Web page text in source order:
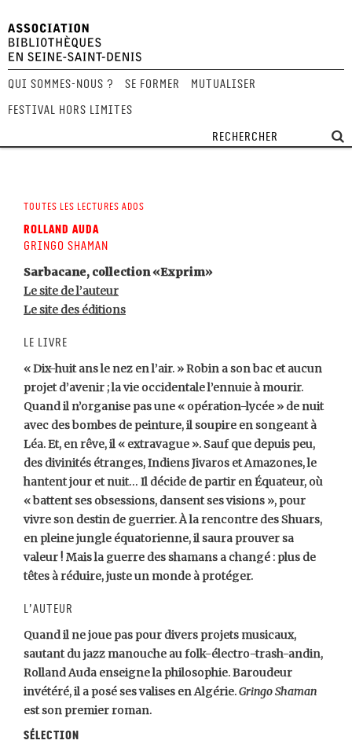
Qui sommes-nous ? Se former
Mutualiser
Festival Hors Limites
Toutes les lectures ados
Rolland Auda
Gringo Shaman
Sarbacane, collection «Exprim»
Le site de l’auteur
Le site des éditions
Le livre
« Dix-huit ans le nez en l’air. » Robin a son bac et aucun
projet d’avenir ; la vie occidentale l’ennuie à mourir.
Quand il n’organise pas une « opération-lycée » de nuit
avec des bombes de peinture, il soupire en songeant à
Léa. Et, en rêve, il « extravague ». Sauf que depuis peu,
des divinités étranges, Indiens Jivaros et Amazones, le
hantent jour et nuit… Il décide de partir en Équateur, où
« battent ses obsessions, dansent ses visions », pour
vivre son destin de guerrier. À la rencontre des Shuars,
en pleine jungle équatorienne, il saura prouver sa
valeur ! Mais la guerre des shamans a changé : plus de
têtes à réduire, juste un monde à protéger.
L’auteur
Quand il ne joue pas pour divers projets musicaux,
sautant du jazz manouche au folk-électro-trash-andin,
Rolland Auda enseigne la philosophie. Baroudeur
invétéré, il a posé ses valises en Algérie.GringoShaman
est son premier roman.
Sélection